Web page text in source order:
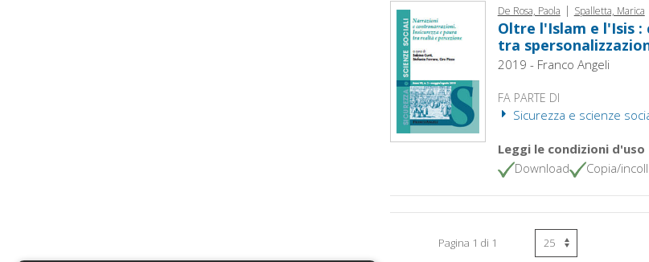
De Rosa, Paola | Spalletta, Marica
Oltre l'Islam e l'Isis
tra
2019 - Franco Angeli
FA PARTE DI
Sicurezza e scienze
Leggi le condizioni d'uso
Download
Copia/
Pagina 1 di 1